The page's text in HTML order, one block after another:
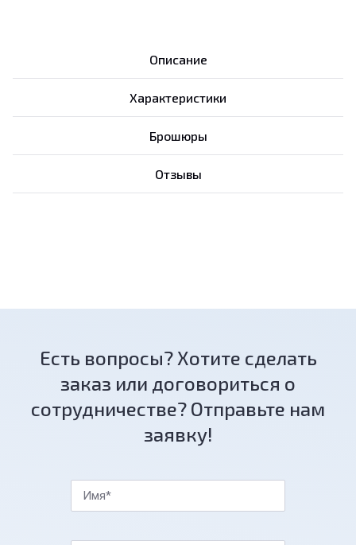
Описание
Характеристики
Брошюры
Отзывы
Есть вопросы? Хотите сделать
заказ или договориться о
сотрудничестве? Отправьте нам
заявку!
Имя*